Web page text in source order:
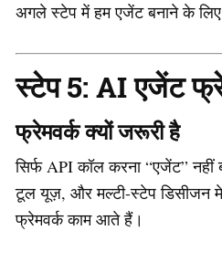
अगले स्टेप में हम एजेंट बनाने के
स्टेप 5: AI एजेंट
फ्रेमवर्क क्यों जरूरी है
सिर्फ API कॉल करना “एजेंट” नहीं
टूल यूज़, और मल्टी-स्टेप डिसीजन
फ्रेमवर्क काम आते हैं।